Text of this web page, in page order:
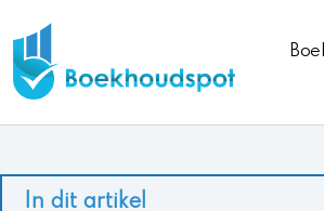
naar
de
inhoud
In dit artikel